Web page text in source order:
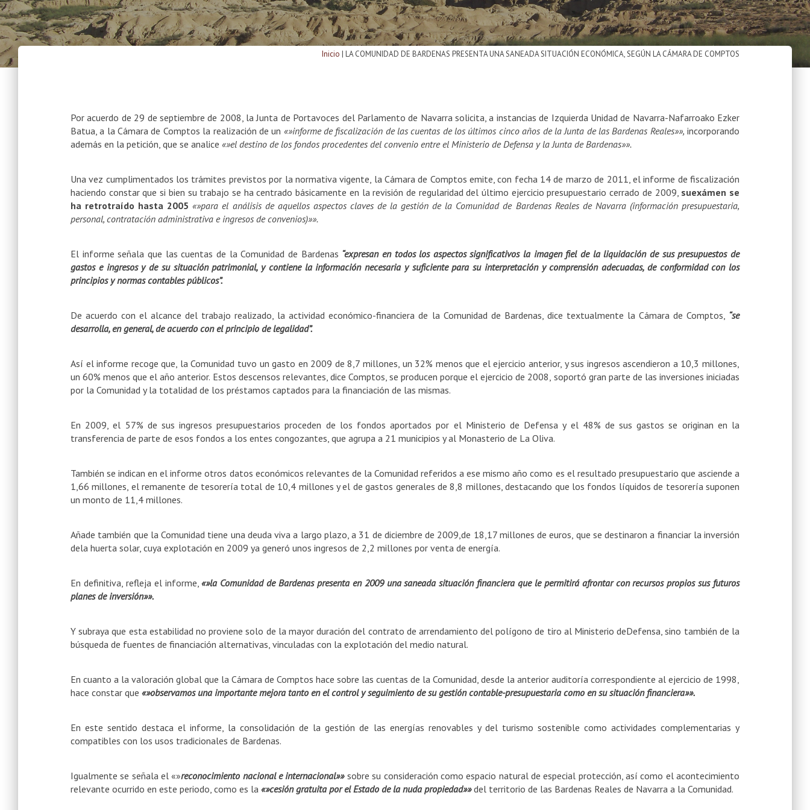
Inicio | LA COMUNIDAD DE BARDENAS PRESENTA UNA SANEADA SITUACIÓN ECONÓMICA, SEGÚN LA CÁMARA DE COMPTOS
Por acuerdo de 29 de septiembre de 2008, la Junta de Portavoces del Parlamento de Navarra solicita, a instancias de Izquierda Unidad de Navarra-Nafarroako Ezker
Batua, a la Cámara de Comptos la realización de un «»informe de fiscalización de las cuentas de los últimos cinco años de la Junta de las Bardenas Reales»», incorporando
además en la petición, que se analice «»el destino de los fondos procedentes del convenio entre el Ministerio de Defensa y la Junta de Bardenas»».
Una vez cumplimentados los trámites previstos por la normativa vigente, la Cámara de Comptos emite, con fecha 14 de marzo de 2011, el informe de fiscalización
haciendo constar que si bien su trabajo se ha centrado básicamente en la revisión de regularidad del último ejercicio presupuestario cerrado de 2009, suexámen se
ha retrotraído hasta 2005 «»para el análisis de aquellos aspectos claves de la gestión de la Comunidad de Bardenas Reales de Navarra (información presupuestaria,
personal, contratación administrativa e ingresos de convenios)»».
El informe señala que las cuentas de la Comunidad de Bardenas “expresan en todos los aspectos significativos la imagen fiel de la liquidación de sus presupuestos de
gastos e ingresos y de su situación patrimonial, y contiene la información necesaria y suficiente para su interpretación y comprensión adecuadas, de conformidad con los
principios y normas contables públicos”.
De acuerdo con el alcance del trabajo realizado, la actividad económico-financiera de la Comunidad de Bardenas, dice textualmente la Cámara de Comptos, “se
desarrolla, en general, de acuerdo con el principio de legalidad”.
Así el informe recoge que, la Comunidad tuvo un gasto en 2009 de 8,7 millones, un 32% menos que el ejercicio anterior, y sus ingresos ascendieron a 10,3 millones,
un 60% menos que el año anterior. Estos descensos relevantes, dice Comptos, se producen porque el ejercicio de 2008, soportó gran parte de las inversiones iniciadas
por la Comunidad y la totalidad de los préstamos captados para la financiación de las mismas.
En 2009, el 57% de sus ingresos presupuestarios proceden de los fondos aportados por el Ministerio de Defensa y el 48% de sus gastos se originan en la
transferencia de parte de esos fondos a los entes congozantes, que agrupa a 21 municipios y al Monasterio de La Oliva.
También se indican en el informe otros datos económicos relevantes de la Comunidad referidos a ese mismo año como es el resultado presupuestario que asciende a
1,66 millones, el remanente de tesorería total de 10,4 millones y el de gastos generales de 8,8 millones, destacando que los fondos líquidos de tesorería suponen
un monto de 11,4 millones.
Añade también que la Comunidad tiene una deuda viva a largo plazo, a 31 de diciembre de 2009,de 18,17 millones de euros, que se destinaron a financiar la inversión
dela huerta solar, cuya explotación en 2009 ya generó unos ingresos de 2,2 millones por venta de energía.
En definitiva, refleja el informe,«»la Comunidad de Bardenas presenta en 2009 una saneada situación financiera que le permitirá afrontar con recursos propios sus futuros
planes de inversión»».
Y subraya que esta estabilidad no proviene solo de la mayor duración del contrato de arrendamiento del polígono de tiro al Ministerio deDefensa, sino también de la
búsqueda de fuentes de financiación alternativas, vinculadas con la explotación del medio natural.
En cuanto a la valoración global que la Cámara de Comptos hace sobre las cuentas de la Comunidad, desde la anterior auditoría correspondiente al ejercicio de 1998,
hace constar que «»observamos una importante mejora tanto en el control y seguimiento de su gestión contable-presupuestaria como en su situación financiera»».
En este sentido destaca el informe, la consolidación de la gestión de las energías renovables y del turismo sostenible como actividades complementarias y
compatibles con los usos tradicionales de Bardenas.
Igualmente se señala el «»reconocimiento nacional e internacional»»sobre su consideración como espacio natural de especial protección, así como el acontecimiento
relevante ocurrido en este periodo, como es la «»cesión gratuita por el Estado de la nuda propiedad»»del territorio de las Bardenas Reales de Navarra a la Comunidad.